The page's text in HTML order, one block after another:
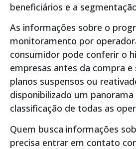
beneficiários e a
As informações sobre o
monitoramento por
consumidor pode conferir o
empresas antes da compra e
planos suspensos ou
disponibilizado um
classificação de todas as
Quem busca informações
precisa entrar em contato